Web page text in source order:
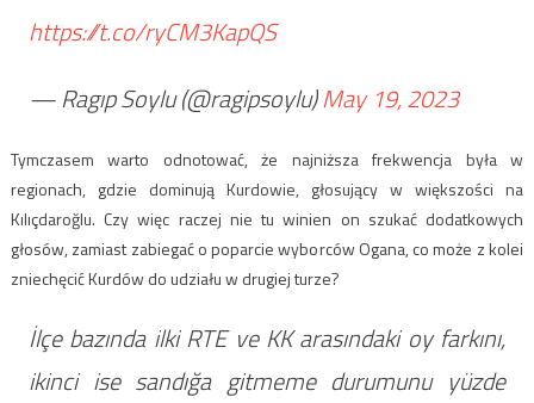
https://t.co/ryCM3KapQS
— Ragıp Soylu (@ragipsoylu)May 19, 2023
Tymczasem warto odnotować, że najniższa frekwencja była w
regionach, gdzie dominują Kurdowie, głosujący w większości na
Kılıçdaroğlu. Czy więc raczej nie tu winien on szukać dodatkowych
głosów, zamiast zabiegać o poparcie wyborców Ogana, co może z kolei
zniechęcić Kurdów do udziału w drugiej turze?
İlçe bazında ilki RTE ve KK arasındaki oy farkını,
ikinci ise sandığa gitmeme durumunu yüzde